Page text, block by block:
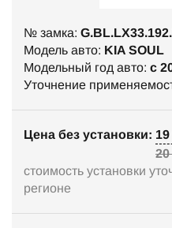
№ замка:
Модель авто: KIA SOUL
Модельный год авто: c
Уточнение
Цена без установки: 19
20
стоимость установки
регионе